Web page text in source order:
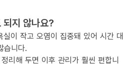
지 않나요?
실이 작고 오염이 집중돼 있어 시간 대
습니다.
리해 두면 이후 관리가 훨씬 편합니